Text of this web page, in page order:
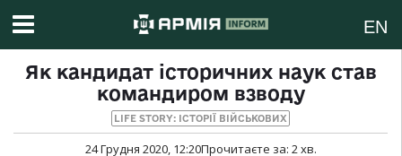
EN
Як кандидат історичних наук став
командиром взводу
LIFE STORY: ІСТОРІЇ ВІЙСЬКОВИХ
24 Грудня 2020, 12:20Прочитаєте за: 2хв.